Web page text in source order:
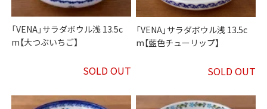
「VENA」サラダボウル浅 13.5c
m【大つぶいちご】
SOLD OUT
「VENA」サラダボウル浅 13.5c
m【藍色チューリップ】
SOLD OUT